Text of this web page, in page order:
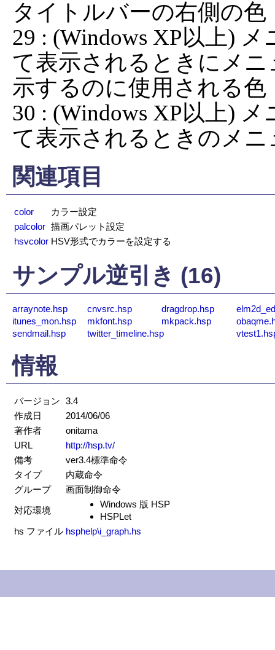
タイトルバーの右側の色
29 : (Windows XP以上)
て表示されるときにメ
示するのに使用される色
30 : (Windows XP以上)
て表示されるときのメ
関連項目
color
カラー設定
palcolor 描画パレット設定
hsvcolor HSV形式でカラーを設定する
サンプル逆引き (16)
arraynote.hsp cnvsrc.hsp dragdrop.hsp
itunes_mon.hsp
mkfont.hsp mkpack.hsp
sendmail.hsp
twitter_timeline.hsp
情報
バージョン 3.4
作成日
2014/06/06
著作者
onitama
URL
http://hsp.tv/
備考
ver3.4標準命令
タイプ
内蔵命令
グループ
画面制御命令
対応環境
Windows 版 HSP
HSPLet
hs ファイル hsphelp\i_graph.hs